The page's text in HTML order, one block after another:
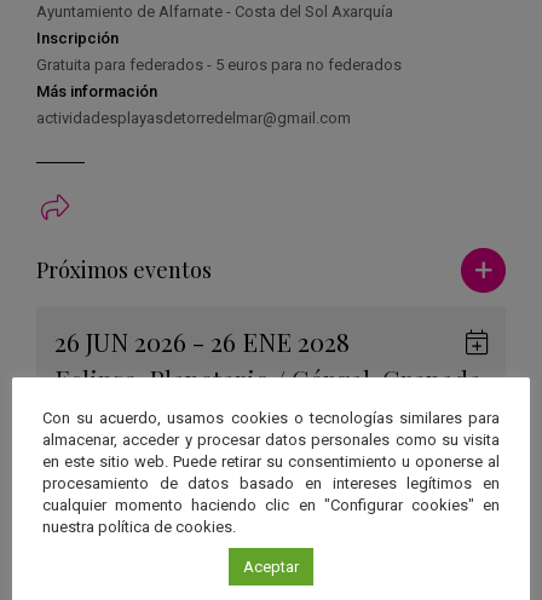
Ayuntamiento de Alfarnate - Costa del Sol Axarquía
Inscripción
Gratuita para federados - 5 euros para no federados
Más información
actividadesplayasdetorredelmar@gmail.com
Próximos eventos Ver más
26 JUN 2026 - 26 ENE 2028
Eclipse,Planetario/Gérgal,Granada,
Málaga,Sevilla
Con su acuerdo, usamos cookies o tecnologías similares para
almacenar, acceder y procesar datos personales como su visita
en este sitio web. Puede retirar su consentimiento u oponerse al
procesamiento de datos basado en intereses legítimos en
cualquier momento haciendo clic en "Configurar cookies" en
nuestra política de cookies.
Aceptar